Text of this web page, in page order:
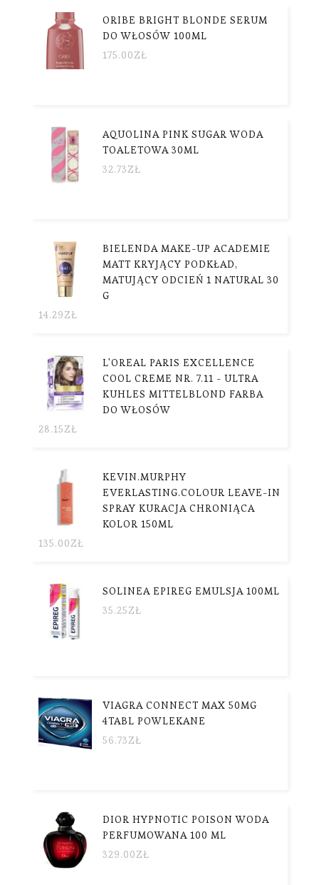
ORIBE BRIGHT BLONDE SERUM
DO WŁOSÓW 100ML
175.00ZŁ
AQUOLINA PINK SUGAR WODA
TOALETOWA 30ML
32.73ZŁ
BIELENDA MAKE-UP ACADEMIE
MATT KRYJĄCY PODKŁAD,
MATUJĄCY ODCIEŃ 1 NATURAL 30
G
14.29ZŁ
L'OREAL PARIS EXCELLENCE
COOL CREME NR. 7.11 - ULTRA
KUHLES MITTELBLOND FARBA
DO WŁOSÓW
28.15ZŁ
KEVIN.MURPHY
EVERLASTING.COLOUR LEAVE-IN
SPRAY KURACJA CHRONIĄCA
KOLOR 150ML
135.00ZŁ
SOLINEA EPIREG EMULSJA 100ML
35.25ZŁ
VIAGRA CONNECT MAX 50MG
4TABL POWLEKANE
56.73ZŁ
DIOR HYPNOTIC POISON WODA
PERFUMOWANA 100 ML
329.00ZŁ